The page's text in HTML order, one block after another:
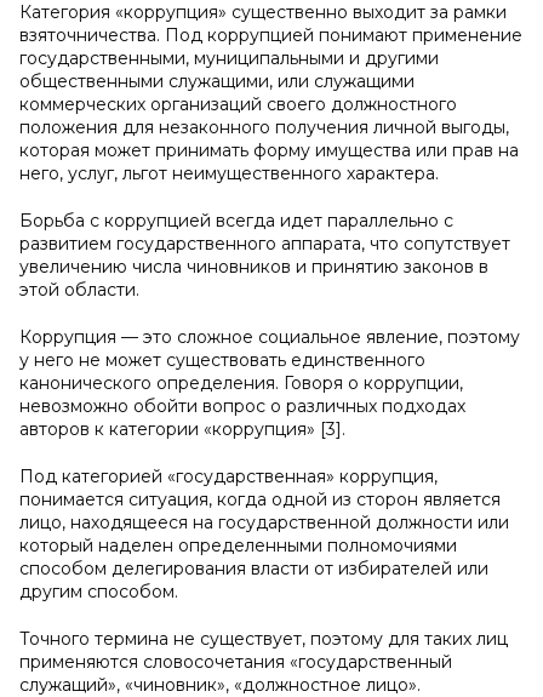
Категория «коррупция» существенно выходит за рамки
взяточничества. Под коррупцией понимают применение
государственными, муниципальными и другими
общественными служащими, или служащими
коммерческих организаций своего должностного
положения для незаконного получения личной выгоды,
которая может принимать форму имущества или прав на
него, услуг, льгот неимущественного характера.
Борьба с коррупцией всегда идет параллельно с
развитием государственного аппарата, что сопутствует
увеличению числа чиновников и принятию законов в
этой области.
Коррупция — это сложное социальное явление, поэтому
у него не может существовать единственного
канонического определения. Говоря о коррупции,
невозможно обойти вопрос о различных подходах
авторов к категории «коррупция» [3].
Под категорией «государственная» коррупция,
понимается ситуация, когда одной из сторон является
лицо, находящееся на государственной должности или
который наделен определенными полномочиями
способом делегирования власти от избирателей или
другим способом.
Точного термина не существует, поэтому для таких лиц
применяются словосочетания «государственный
служащий», «чиновник», «должностное лицо».